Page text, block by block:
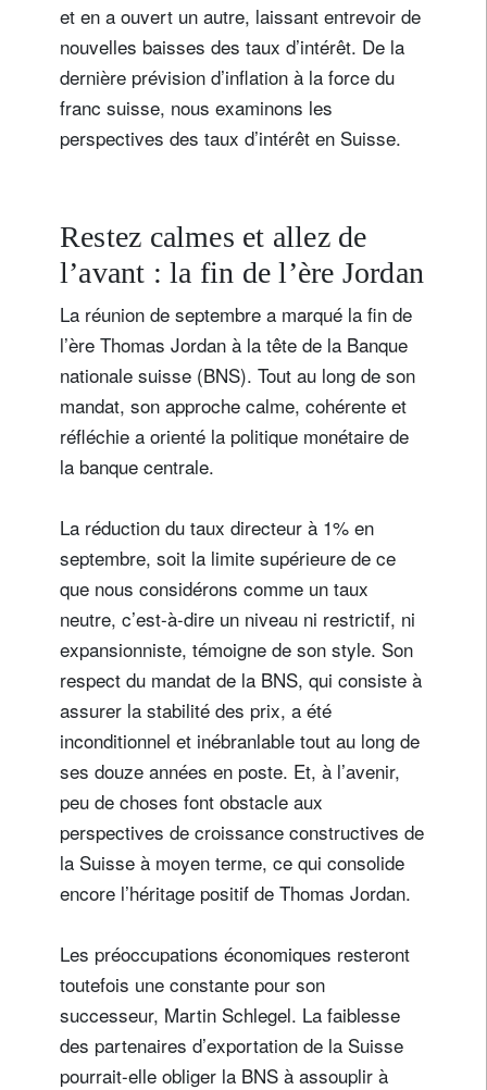
et en a ouvert un autre, laissant entrevoir de
nouvelles baisses des taux d’intérêt. De la
dernière prévision d’inflation à la force du
franc suisse, nous examinons les
perspectives des taux d’intérêt en Suisse.
Restez calmes et allez de
l’avant : la fin de l’ère Jordan
La réunion de septembre a marqué la fin de
l’ère Thomas Jordan à la tête de la Banque
nationale suisse (BNS). Tout au long de son
mandat, son approche calme, cohérente et
réfléchie a orienté la politique monétaire de
la banque centrale.
La réduction du taux directeur à 1% en
septembre, soit la limite supérieure de ce
que nous considérons comme un taux
neutre, c’est-à-dire un niveau ni restrictif, ni
expansionniste, témoigne de son style. Son
respect du mandat de la BNS, qui consiste à
assurer la stabilité des prix, a été
inconditionnel et inébranlable tout au long de
ses douze années en poste. Et, à l’avenir,
peu de choses font obstacle aux
perspectives de croissance constructives de
la Suisse à moyen terme, ce qui consolide
encore l’héritage positif de Thomas Jordan.
Les préoccupations économiques resteront
toutefois une constante pour son
successeur, Martin Schlegel. La faiblesse
des partenaires d’exportation de la Suisse
pourrait-elle obliger la BNS à assouplir à